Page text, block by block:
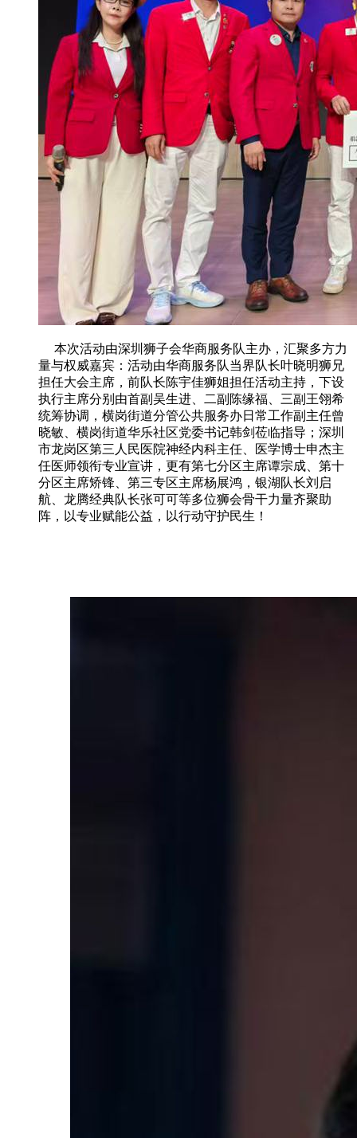
本次活动由深圳狮子会华商服务队主办，汇聚多方力
量与权威嘉宾：活动由华商服务队当界队长叶晓明狮兄
担任大会主席，前队长陈宇佳狮姐担任活动主持，下设
执行主席分别由首副吴生进、二副陈缘福、三副王翎希
统筹协调，横岗街道分管公共服务办日常工作副主任曾
晓敏、横岗街道华乐社区党委书记韩剑莅临指导；深圳
市龙岗区第三人民医院神经内科主任、医学博士申杰主
任医师领衔专业宣讲，更有第七分区主席谭宗成、第十
分区主席矫锋、第三专区主席杨展鸿，银湖队长刘启
航、龙腾经典队长张可可等多位狮会骨干力量齐聚助
阵，以专业赋能公益，以行动守护民生！